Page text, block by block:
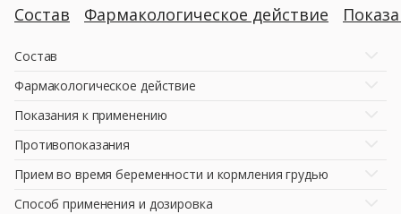
Состав Фармакологическое действие
Состав
Фармакологическое действие
Показания к применению
Противопоказания
Прием во время беременности и кормления грудью
Способ применения и дозировка